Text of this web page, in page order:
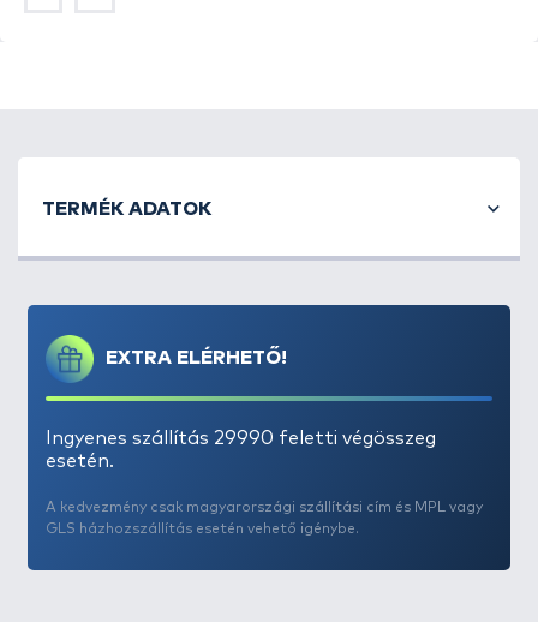
EXTRA ELÉRHETŐ!
Ingyenes szállítás 29990 feletti végösszeg
esetén.
A kedvezmény csak magyarországi szállítási cím és MPL vagy
GLS házhozszállítás esetén vehető igénybe.
TERMÉK ADATOK